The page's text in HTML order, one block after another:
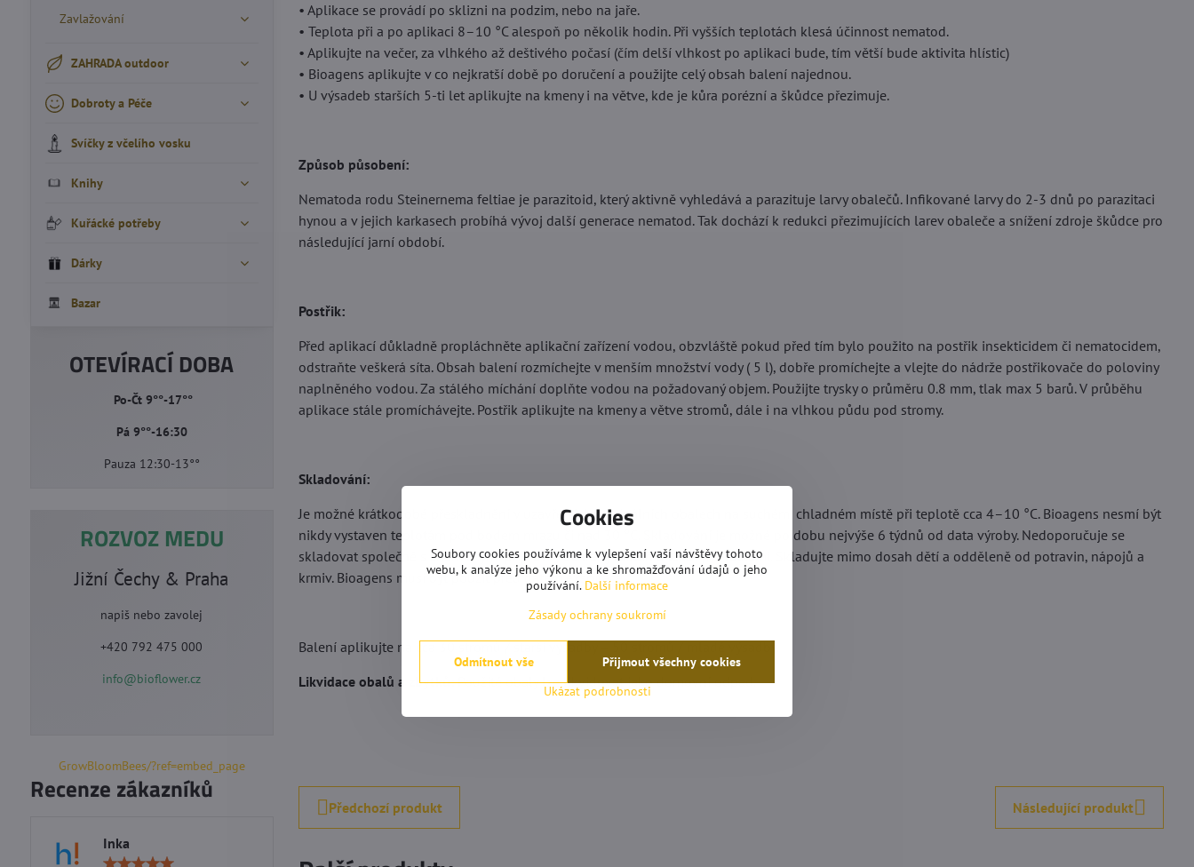
• Aplikace se provádí po sklizni na podzim, nebo na jaře.
• Teplota při a po aplikaci 8–10 °C alespoň po několik hodin. Při vyšších teplotách klesá účinnost nematod.
• Aplikujte na večer, za vlhkého až deštivého počasí (čím delší vlhkost po aplikaci bude, tím větší bude aktivita hlístic)
• Bioagens aplikujte v co nejkratší době po doručení a použijte celý obsah balení najednou.
• U výsadeb starších 5-ti let aplikujte na kmeny i na větve, kde je kůra porézní a škůdce přezimuje.
Způsob působení:
Nematoda rodu Steinernema feltiae je parazitoid, který aktivně vyhledává a parazituje larvy obalečů. Infikované larvy do 2-3 dnů po parazitaci
hynou a v jejich karkasech probíhá vývoj další generace nematod. Tak dochází k redukci přezimujících larev obaleče a snížení zdroje škůdce pro
následující jarní období.
Postřik:
Před aplikací důkladně propláchněte aplikační zařízení vodou, obzvláště pokud před tím bylo použito na postřik insekticidem či nematocidem,
odstraňte veškerá síta. Obsah balení rozmíchejte v menším množství vody ( 5 l), dobře promíchejte a vlejte do nádrže postřikovače do poloviny
naplněného vodou. Za stálého míchání doplňte vodou na požadovaný objem. Použijte trysky o průměru 0.8 mm, tlak max 5 barů. V průběhu
aplikace stále promíchávejte. Postřik aplikujte na kmeny a větve stromů, dále i na vlhkou půdu pod stromy.
Skladování:
Je možné krátkodobé přeskladnění v uzavřených originálních obalech na suchém, chladném místě při teplotě cca 4–10 °C. Bioagens nesmí být
nikdy vystaven teplotám pod bodem mrazu či nad 30 °C. Skladování je možné po dobu nejvýše 6 týdnů od data výroby. Nedoporučuje se
skladovat společně s chemickými přípravky ochrany rostlin a těkavými látkami. Skladujte mimo dosah dětí a odděleně od potravin, nápojů a
krmiv. Bioagens musí být použit před datem exspirace.
Balení aplikujte na cca 30 stromů / starší výsadby – 50 stromů / mladé výsadby.
Likvidace obalů a zbytků:Použité obaly lze likvidovat jako domovní odpad.
Předchozí produkt Následující produkt
Zavlažování
ZAHRADA outdoor
Dobroty a Péče
Svíčky z včelího vosku
Knihy
Kuřácké potřeby
Dárky
Bazar
OTEVÍRACÍ DOBA
Po-Čt 9°°-17°°
Pá 9°°-16:30
Pauza 12:30-13°°
ROZVOZ MEDU
Jižní Čechy & Praha
napiš nebo zavolej
+420 792 475 000
info@bioflower.cz
GrowBloomBees/?ref=embed_page
Recenze zákazníků
Inka
Cookies
Soubory cookies používáme k vylepšení vaší návštěvy tohoto
webu, k analýze jeho výkonu a ke shromažďování údajů o jeho
používání. Další informace
Zásady ochrany soukromí
Ukázat podrobnosti
Přijmout všechny cookies
Odmítnout vše